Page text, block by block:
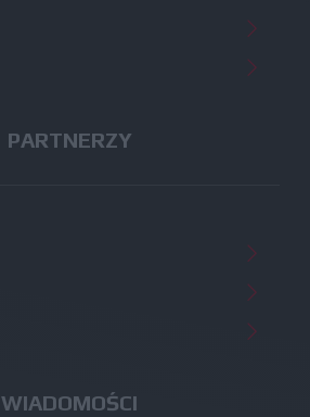
PARTNERZY
WIADOMOŚCI